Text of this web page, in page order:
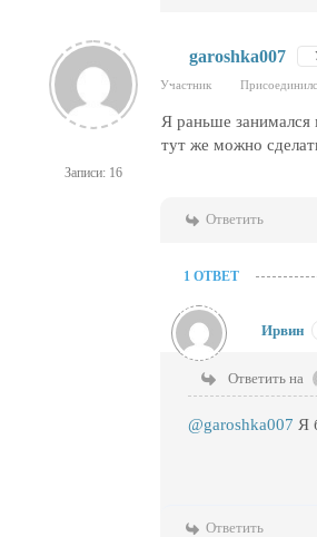
Записи: 16
garoshka007
Участник
Я раньше занимался
тут же можно
Ответить
1 ОТВЕТ
Ирвин
Ответить на
@garoshka007 Я
Ответить